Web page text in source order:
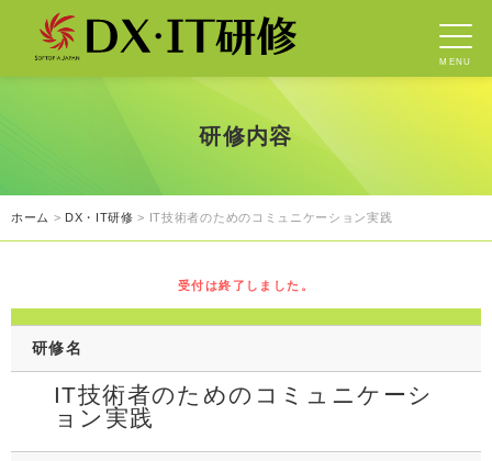
MENU
研修内容
ホーム > DX・IT研修 > IT技術者のためのコミュニケーション実践
受付は終了しました。
研修名
IT技術者のためのコミュニケーシ
ョン実践